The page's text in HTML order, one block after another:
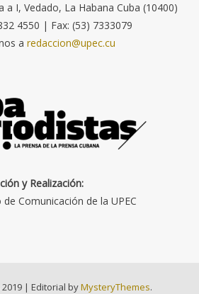
a I, Vedado, La Habana Cuba (10400)
4550 | Fax: (53) 7333079
a redaccion@upec.cu
y Realización:
Comunicación de la UPEC
| Editorial byMysteryThemes.